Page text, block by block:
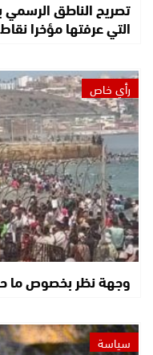
تصريح الناطق الرسمي
التي عرفتها مؤخرا
رأي خاص
وجهة نظر بخصوص ما
سياسة